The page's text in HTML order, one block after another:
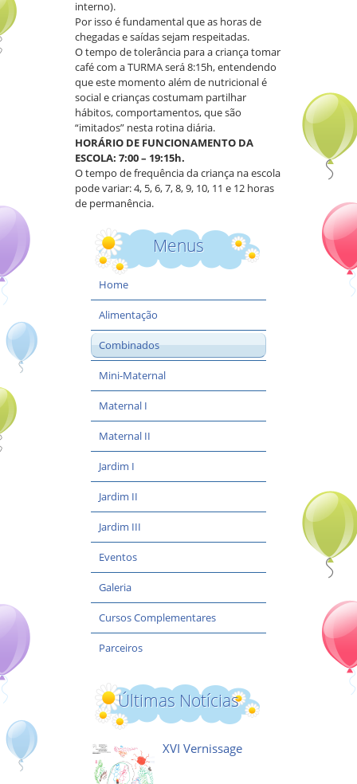
interno).
Por isso é fundamental que as horas de
chegadas e saídas sejam respeitadas.
O tempo de tolerância para a criança tomar
café com a TURMA será 8:15h, entendendo
que este momento além de nutricional é
social e crianças costumam partilhar
hábitos, comportamentos, que são
“imitados” nesta rotina diária.
HORÁRIO DE FUNCIONAMENTO DA
ESCOLA: 7:00 – 19:15h.
O tempo de frequência da criança na escola
pode variar: 4, 5, 6, 7, 8, 9, 10, 11 e 12 horas
de permanência.
Menus
Home
Alimentação
Combinados
Mini-Maternal
Maternal I
Maternal II
Jardim I
Jardim II
Jardim III
Eventos
Galeria
Cursos Complementares
Parceiros
Últimas Notícias
XVI Vernissage